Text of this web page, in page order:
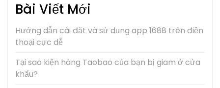
Bài Viết Mới
Hướng dẫn cài đặt và sử dụng app 1688 trên điện
thoại cực dễ
Tại sao kiện hàng Taobao của bạn bị giam ở cửa
khẩu?